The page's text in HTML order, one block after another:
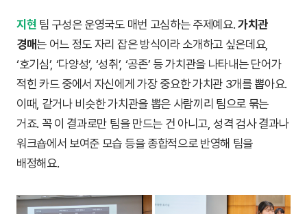
지현 팀 구성은 운영국도 매번 고심하는 주제예요.가치관
경매는 어느 정도 자리 잡은 방식이라 소개하고 싶은데요,
‘호기심’, ‘다양성’, ‘성취’, ‘공존’ 등 가치관을 나타내는 단어가
적힌 카드 중에서 자신에게 가장 중요한 가치관 3개를 뽑아요.
이때, 같거나 비슷한 가치관을 뽑은 사람끼리 팀으로 묶는
거죠. 꼭 이 결과로만 팀을 만드는 건 아니고, 성격 검사 결과나
워크숍에서 보여준 모습 등을 종합적으로 반영해 팀을
배정해요.